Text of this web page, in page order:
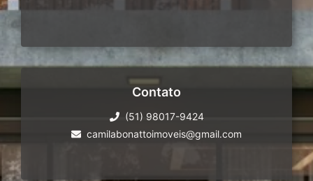
Contato
(51) 98017-9424
camilabonattoimoveis@gmail.com